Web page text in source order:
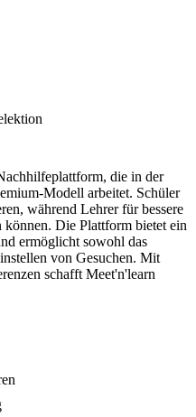
die in der
Modell arbeitet. Schüler
während Lehrer für bessere
Die Plattform bietet ein
ermöglicht sowohl das
von Gesuchen. Mit
schafft Meet'n'learn